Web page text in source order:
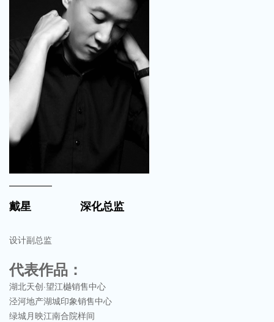
戴星 深化总监
设计副总监
代表作品：
湖北天创·望江樾销售中心
泾河地产湖城印象销售中心
绿城月映江南合院样间